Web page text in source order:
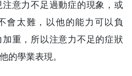
意力不足過動症的現象，或
會太難，以他的能力可以負
重，所以注意力不足的症狀
的學業表現。